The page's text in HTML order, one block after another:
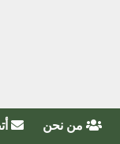
من نحن